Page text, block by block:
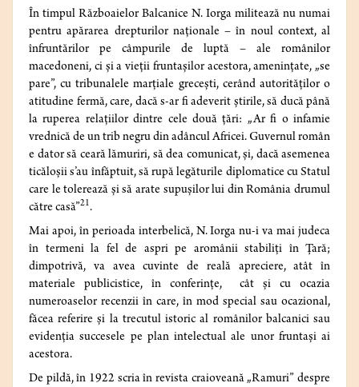
În timpul Războaielor Balcanice N. Iorga militează nu numai
pentru apărarea drepturilor naţionale – în noul context, al
înfruntărilor pe câmpurile de luptă – ale românilor
macedoneni, ci şi a vieţii fruntaşilor acestora, ameninţate, „se
pare”, cu tribunalele marţiale greceşti, cerând autorităţilor o
atitudine fermă, care, dacă s-ar fi adeverit ştirile, să ducă până
la ruperea relaţiilor dintre cele două ţări: „Ar fi o infamie
vrednică de un trib negru din adâncul Africei. Guvernul român
e dator să ceară lămuriri, să dea comunicat, şi, dacă asemenea
ticăloşii s’au înfăptuit, să rupă legăturile diplomatice cu Statul
care le tolerează şi să arate supuşilor lui din România drumul
către casă”21.
Mai apoi, în perioada interbelică, N. Iorga nu-i va mai judeca
în termeni la fel de aspri pe aromânii stabiliţi în Ţară;
dimpotrivă, va avea cuvinte de reală apreciere, atât în
materiale publicistice, în conferinţe, cât şi cu ocazia
numeroaselor recenzii în care, în mod special sau ocazional,
făcea referire şi la trecutul istoric al românilor balcanici sau
evidenţia succesele pe plan intelectual ale unor fruntaşi ai
acestora.
De pildă, în 1922 scria în revista craioveană „Ramuri” despre